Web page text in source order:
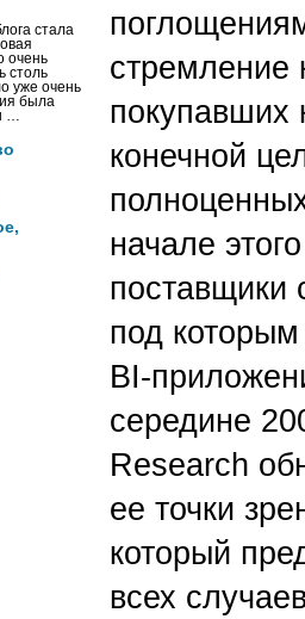
стала
очень
столь
уже очень
была
…
стремление
покупавших
конечной
начале
поставщики
под
BI-
середине
Research
ее точки
который
всех